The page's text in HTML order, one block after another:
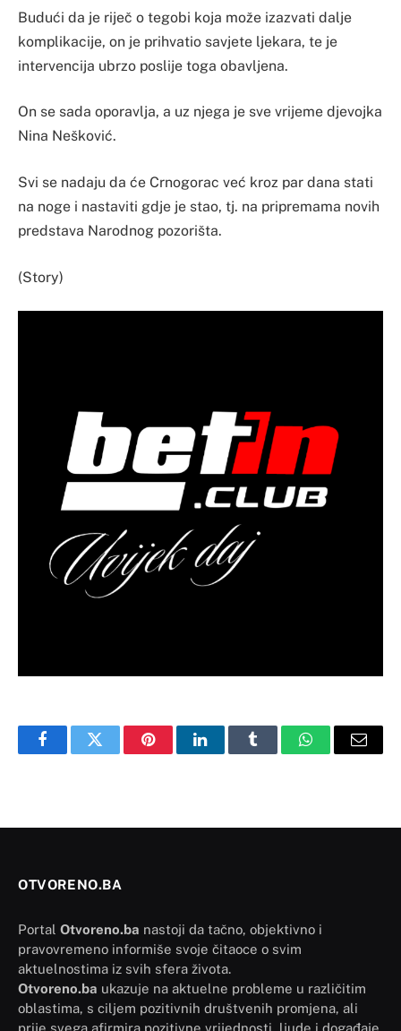
Budući da je riječ o tegobi koja može izazvati dalje
komplikacije, on je prihvatio savjete ljekara, te je
intervencija ubrzo poslije toga obavljena.
On se sada oporavlja, a uz njega je sve vrijeme djevojka
Nina Nešković.
Svi se nadaju da će Crnogorac već kroz par dana stati
na noge i nastaviti gdje je stao, tj. na pripremama novih
predstava Narodnog pozorišta.
(Story)
FacebookTwitter PinterestLinkedInTumblr WhatsAppEmail
OTVORENO.BA
Portal Otvoreno.ba nastoji da tačno, objektivno i
pravovremeno informiše svoje čitaoce o svim
aktuelnostima iz svih sfera života.
Otvoreno.ba ukazuje na aktuelne probleme u različitim
oblastima, s ciljem pozitivnih društvenih promjena, ali